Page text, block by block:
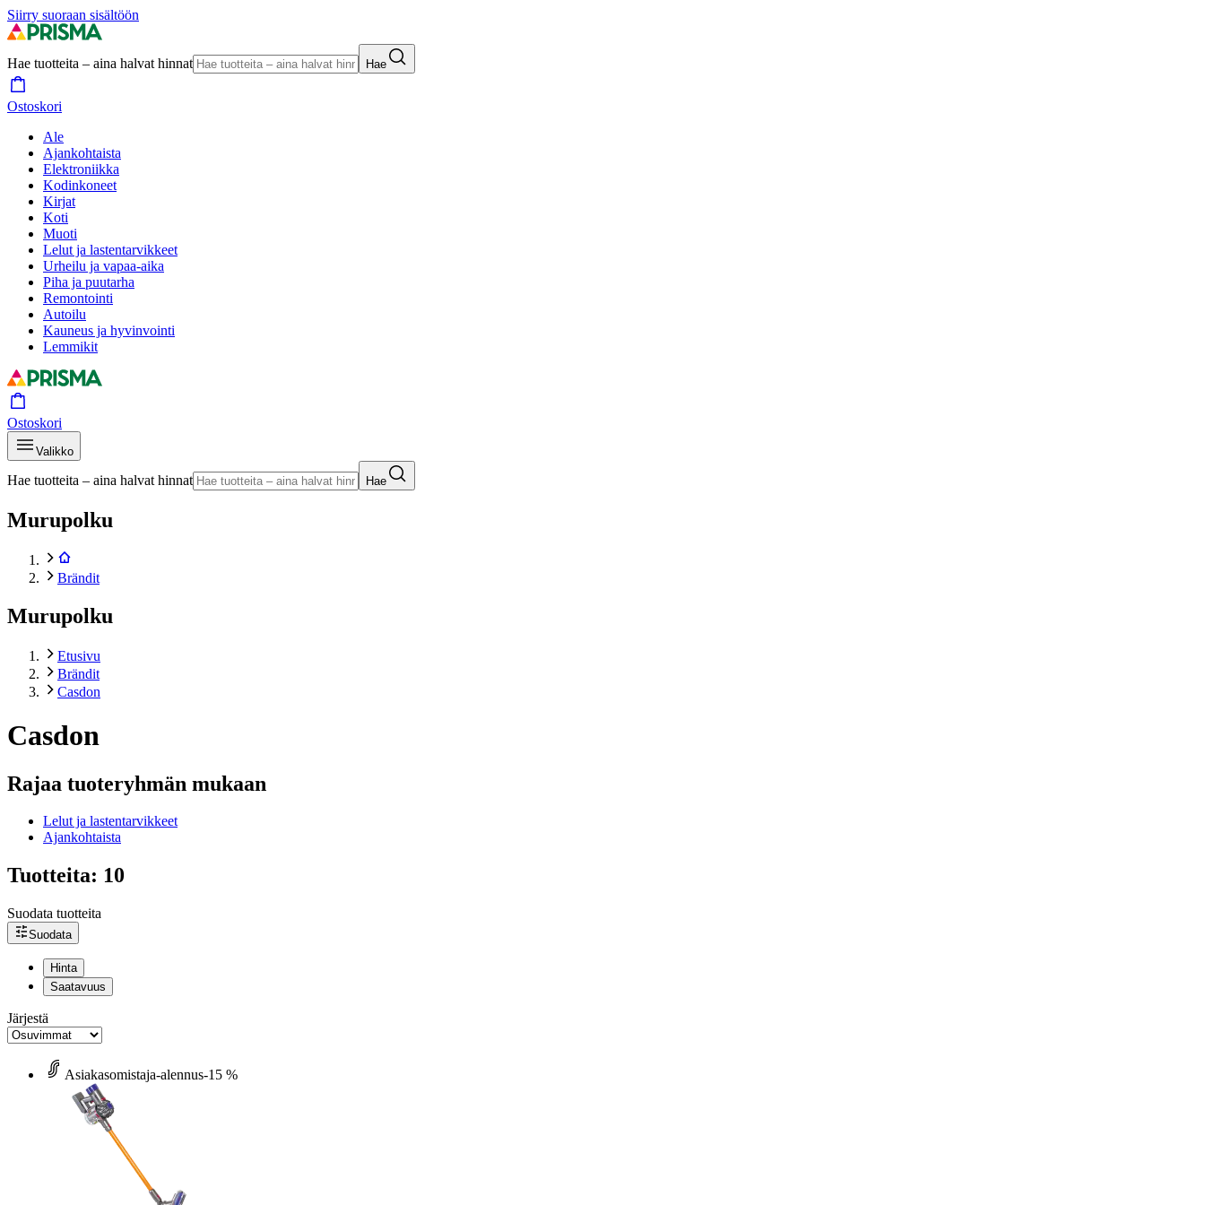
Siirry suoraan sisältöön
Hae tuotteita – aina halvat hinnat Hae
Ostoskori
Ale
Ajankohtaista
Elektroniikka
Kodinkoneet
Kirjat
Koti
Muoti
Lelut ja lastentarvikkeet
Urheilu ja vapaa-aika
Piha ja puutarha
Remontointi
Autoilu
Kauneus ja hyvinvointi
Lemmikit
Ostoskori
Valikko
Hae tuotteita – aina halvat hinnat Hae
Murupolku
Brändit
Murupolku
Etusivu
Brändit
Casdon
Casdon
Rajaa tuoteryhmän mukaan
Lelut ja lastentarvikkeet
Ajankohtaista
Tuotteita: 10
Suodata tuotteita
Suodata
Hinta
Saatavuus
Järjestä
Asiakasomistaja-alennus-15 %